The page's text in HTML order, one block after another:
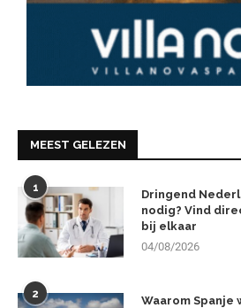
MEEST GELEZEN
1
Dringend
nodig? Vind
bij elkaar
04/08/2026
2
Waarom Spanje